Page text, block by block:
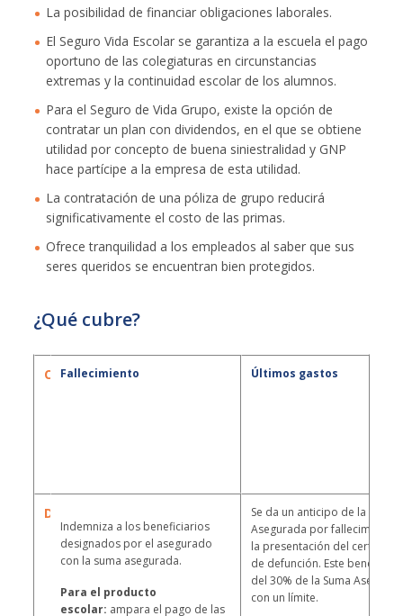
La posibilidad de financiar obligaciones laborales.
El Seguro Vida Escolar se garantiza a la escuela el pago
oportuno de las colegiaturas en circunstancias
extremas y la continuidad escolar de los alumnos.
Para el Seguro de Vida Grupo, existe la opción de
contratar un plan con dividendos, en el que se obtiene
utilidad por concepto de buena siniestralidad y GNP
hace partícipe a la empresa de esta utilidad.
La contratación de una póliza de grupo reducirá
significativamente el costo de las primas.
Ofrece tranquilidad a los empleados al saber que sus
seres queridos se encuentran bien protegidos.
¿Qué cubre?
Cobertura
Descripción
Fallecimiento
Indemniza a los beneficiarios
designados por el asegurado
con la suma asegurada.
Para el producto
escolar: ampara el pago de las
Últimos gastos
Se da un anticipo de la Suma
Asegurada por fallecimiento,
la presentación del
de defunción. Este beneficio
del 30% de la Suma
con un límite.